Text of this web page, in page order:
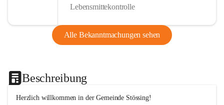
Lebensmittekontrolle
Alle Bekanntmachungen sehen
Beschreibung
Herzlich willkommen in der Gemeinde Stössing!